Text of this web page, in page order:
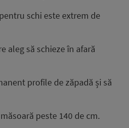
schi este extrem de
aleg să schieze în afară
profile de zăpadă și să
peste 140 de cm.